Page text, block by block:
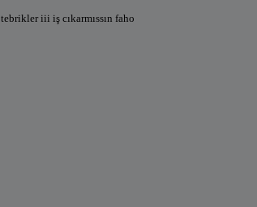
tebrikler iii iş cıkarmıssın faho